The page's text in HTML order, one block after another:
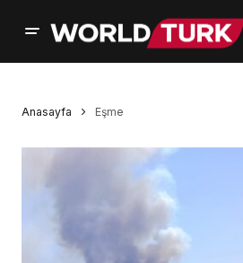
Anasayfa Eşme